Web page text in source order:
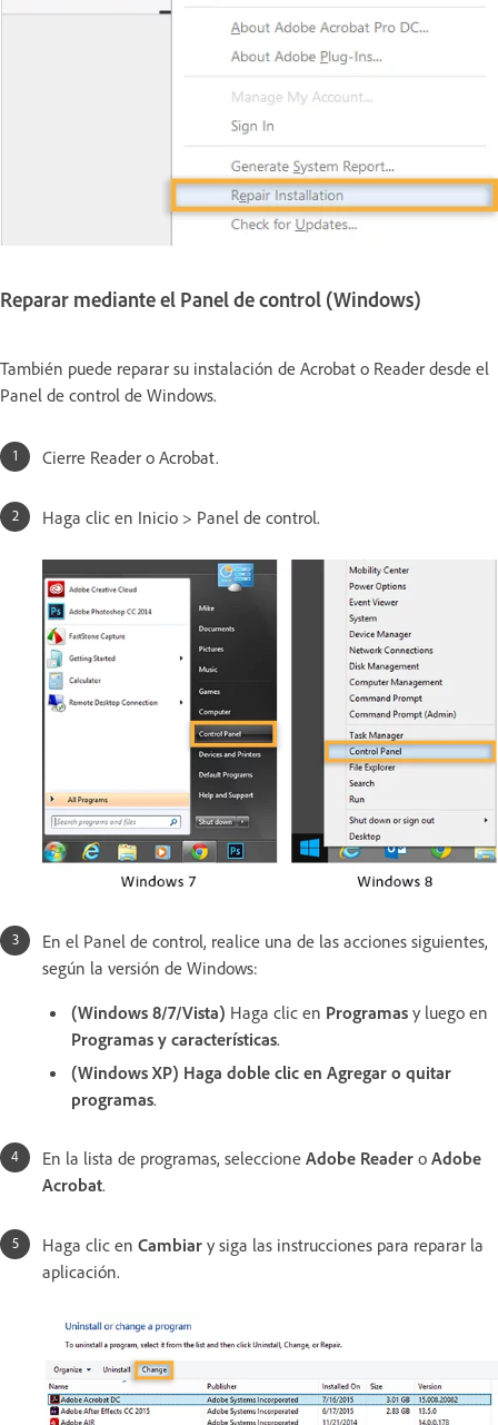
Reparar mediante el Panel de control (Windows)
También puede reparar su instalación de Acrobat o Reader desde el
Panel de control de Windows.
Cierre Reader o Acrobat.
Haga clic en Inicio > Panel de control.
En el Panel de control, realice una de las acciones siguientes,
según la versión de Windows:
(Windows 8/7/Vista) Haga clic en Programas y luego en
Programas y características.
(Windows XP) Haga doble clic en Agregar o quitar
programas.
En la lista de programas, seleccione Adobe Reader o Adobe
Acrobat.
Haga clic en Cambiar y siga las instrucciones para reparar la
aplicación.